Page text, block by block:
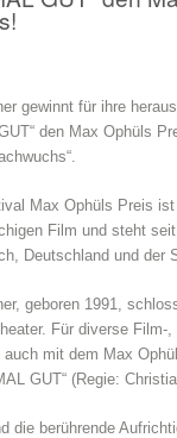
gewinnt für ihre
den Max Ophüls
Max Ophüls Preis
Film und steht
Deutschland und der
geboren 1991,
Für diverse Film-
mit dem Max
GUT“ (Regie:
die berührende